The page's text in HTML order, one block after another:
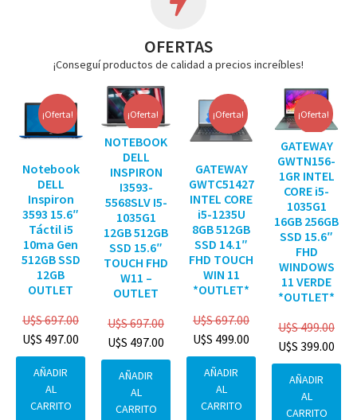
OFERTAS
¡Conseguí productos de calidad a precios increíbles!
¡Oferta!
Notebook
DELL
Inspiron
3593 15.6″
Táctil i5
10ma Gen
512GB SSD
12GB
OUTLET
U$S697.00
U$S 497.00
AÑADIR
AL
CARRITO
¡Oferta!
NOTEBOOK
DELL
INSPIRON
I3593-
5568SLV I5-
1035G1
12GB 512GB
SSD 15.6″
TOUCH FHD
W11 –
OUTLET
U$S697.00
U$S 497.00
AÑADIR
AL
CARRITO
¡Oferta!
GATEWAY
GWTC51427
INTEL CORE
i5-1235U
8GB 512GB
SSD 14.1″
FHD TOUCH
WIN 11
*OUTLET*
U$S697.00
U$S 499.00
AÑADIR
AL
CARRITO
¡Oferta!
GATEWAY
GWTN156-
1GR INTEL
CORE i5-
1035G1
16GB 256GB
SSD 15.6″
FHD
WINDOWS
11 VERDE
*OUTLET*
U$S499.00
U$S 399.00
AÑADIR
AL
CARRITO